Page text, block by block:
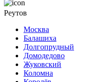
Реутов
Москва
Балашиха
Долгопрудный
Домодедово
Жуковский
Коломна